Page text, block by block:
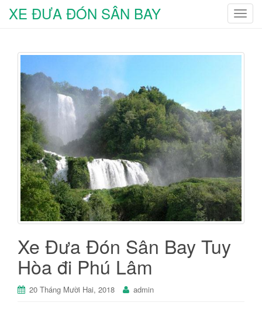
T
g
a
v
i
g
t
i
o
n
XE ĐƯA ĐÓN SÂN BAY
Xe Đưa Đón Sân Bay Tuy
Hòa đi Phú Lâm
20 Tháng Mười Hai, 2018 admin